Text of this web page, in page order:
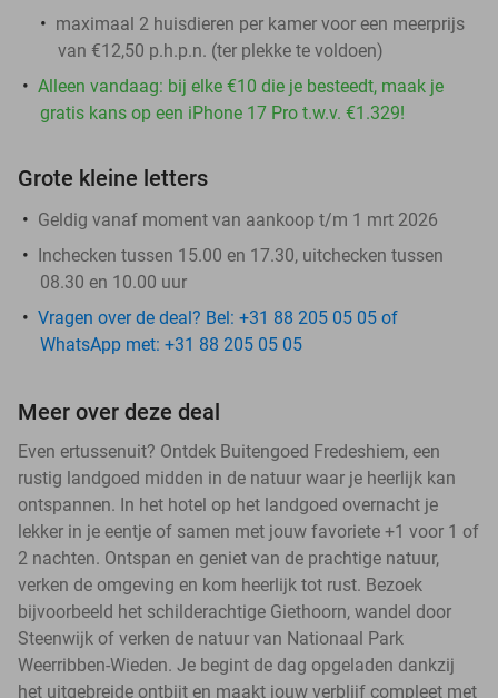
maximaal 2 huisdieren per kamer voor een meerprijs
van €12,50 p.h.p.n. (ter plekke te voldoen)
Alleen vandaag: bij elke €10 die je besteedt, maak je
gratis kans op een iPhone 17 Pro t.w.v. €1.329!
Grote kleine letters
Geldig vanaf moment van aankoop t/m 1 mrt 2026
Inchecken tussen 15.00 en 17.30, uitchecken tussen
08.30 en 10.00 uur
Vragen over de deal? Bel: +31 88 205 05 05 of
WhatsApp met: +31 88 205 05 05
Meer over deze deal
Even ertussenuit? Ontdek Buitengoed Fredeshiem, een
rustig landgoed midden in de natuur waar je heerlijk kan
ontspannen. In het hotel op het landgoed overnacht je
lekker in je eentje of samen met jouw favoriete +1 voor 1 of
2 nachten. Ontspan en geniet van de prachtige natuur,
verken de omgeving en kom heerlijk tot rust. Bezoek
bijvoorbeeld het schilderachtige Giethoorn, wandel door
Steenwijk of verken de natuur van Nationaal Park
Weerribben-Wieden. Je begint de dag opgeladen dankzij
het uitgebreide ontbijt en maakt jouw verblijf compleet met